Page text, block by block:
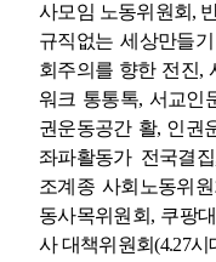
사모임 노동위원회 ,
규직없는 세상만들
회주의를 향한 전진,
워크 통통톡, 서교인
권운동공간 활, 인권
좌파활동가 전국결집
조계종 사회노동위원
동사목위원회 , 쿠팡
사 대책위원회(4.27시